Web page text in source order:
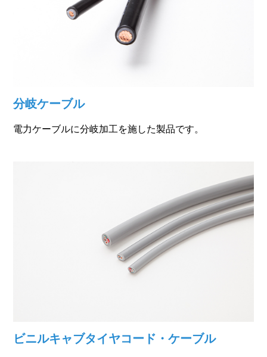
分岐ケーブル
電力ケーブルに分岐加工を施した製品です。
ビニルキャブタイヤコード・ケーブル